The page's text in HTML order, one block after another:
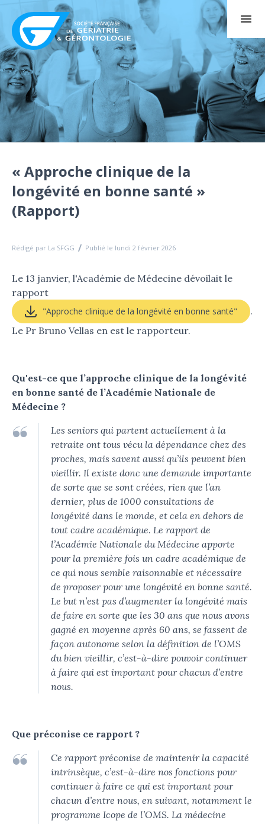
« Approche clinique de la
longévité en bonne santé »
(Rapport)
Rédigé par La SFGG Publié le lundi 2 février 2026
Le 13 janvier, l'Académie de Médecine dévoilait le
rapport
"Approche clinique de la longévité en bonne santé"
.
Le Pr Bruno Vellas en est le rapporteur.
Qu'est-ce que l’approche clinique de la longévité
en bonne santé de l’Académie Nationale de
Médecine ?
Les seniors qui partent actuellement à la
retraite ont tous vécu la dépendance chez des
proches, mais savent aussi qu’ils peuvent bien
vieillir. Il existe donc une demande importante
de sorte que se sont créées, rien que l’an
dernier, plus de 1000 consultations de
longévité dans le monde, et cela en dehors de
tout cadre académique. Le rapport de
l’Académie Nationale du Médecine apporte
pour la première fois un cadre académique de
ce qui nous semble raisonnable et nécessaire
de proposer pour une longévité en bonne santé.
Le but n’est pas d’augmenter la longévité mais
de faire en sorte que les 30 ans que nous avons
gagné en moyenne après 60 ans, se fassent de
façon autonome selon la définition de l’OMS
du bien vieillir, c’est-à-dire pouvoir continuer
à faire qui est important pour chacun d’entre
nous.
Que préconise ce rapport ?
Ce rapport préconise de maintenir la capacité
intrinsèque, c’est-à-dire nos fonctions pour
continuer à faire ce qui est important pour
chacun d’entre nous, en suivant, notamment le
programme Icope de l’OMS. La médecine